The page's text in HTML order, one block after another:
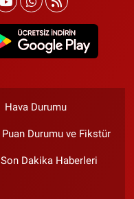
Hava Durumu
Puan Durumu ve Fikstür
Son Dakika Haberleri